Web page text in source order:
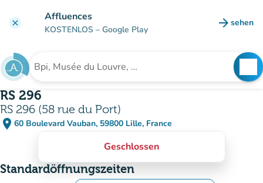
clear Affluences
KOSTENLOS – Google Play arrow_forward sehen
(new
Suche nach einer Einrichtung
RS 296
RS 296 (58 rue du Port)
place 60 Boulevard Vauban, 59800 Lille, France
(in Google Maps öffnen)
(new tab)
Geschlossen
Standardöffnungszeiten